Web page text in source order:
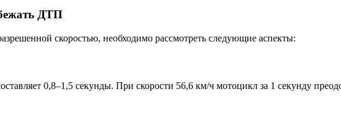
ДТП
скоростью, необходимо рассмотреть следующие аспекты:
0,8–1,5 секунды. При скорости 56,6 км/ч мотоцикл за 1 секунду